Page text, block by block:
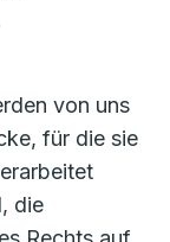
von uns
für die sie
die